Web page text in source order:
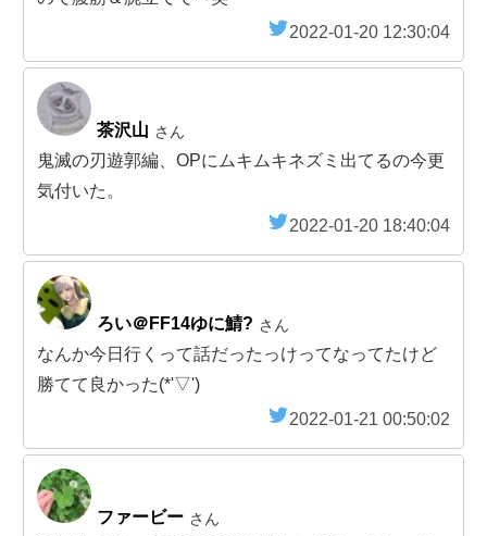
2022-01-20 12:30:04
茶沢山 さん
鬼滅の刃遊郭編、OPにムキムキネズミ出てるの今更
気付いた。
2022-01-20 18:40:04
ろい＠FF14ゆに鯖? さん
なんか今日行くって話だったっけってなってたけど
勝てて良かった(*'▽')
2022-01-21 00:50:02
ファービー さん